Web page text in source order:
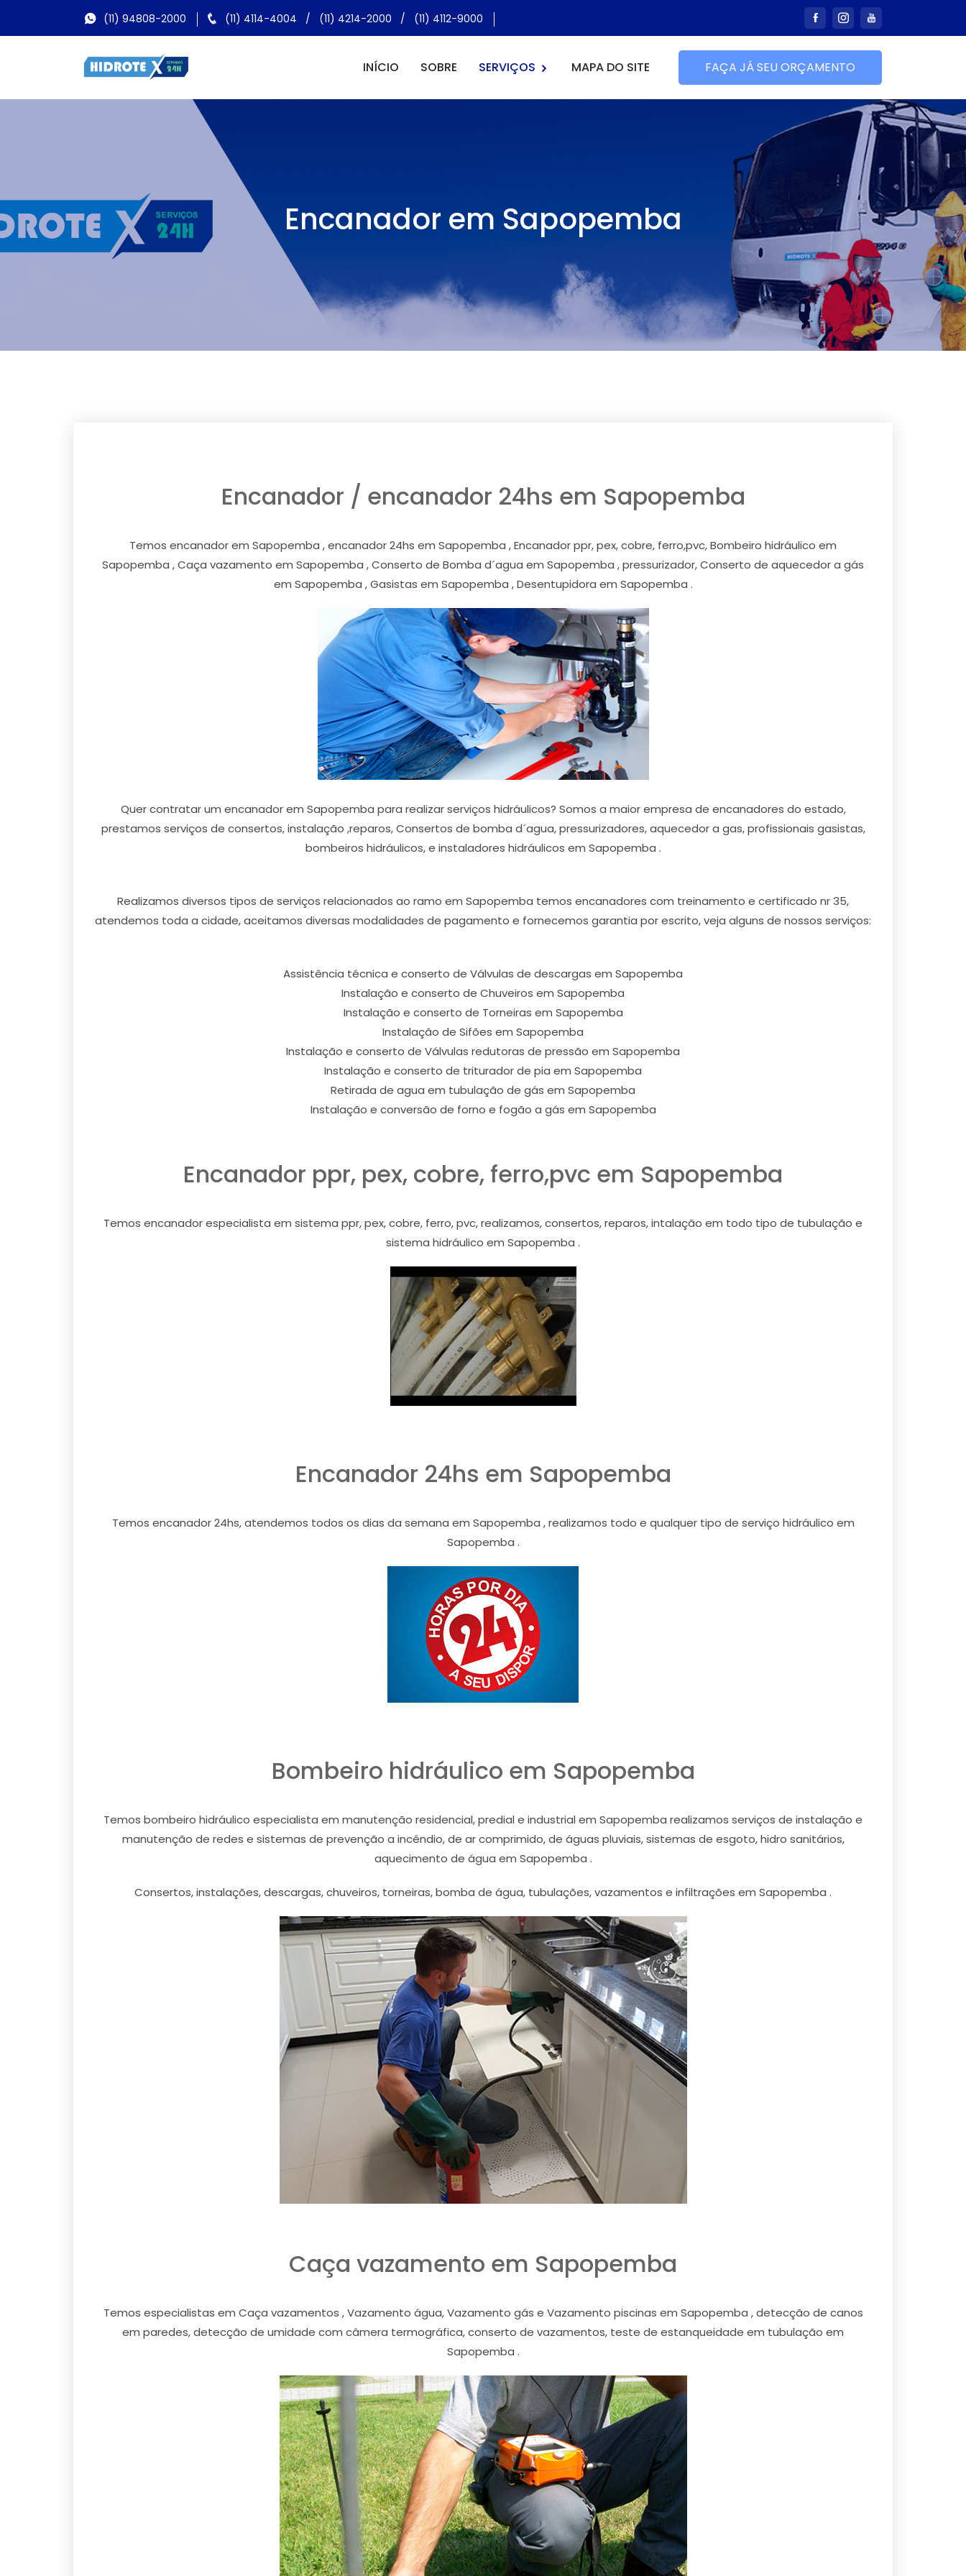
(11) 94808-2000 (11) 4114-4004 / (11) 4214-2000 / (11) 4112-9000
INÍCIO SOBRE SERVIÇOS MAPA DO SITE FAÇA JÁ SEU ORÇAMENTO
Encanador em Sapopemba
Encanador / encanador 24hs em Sapopemba
Temos encanador em Sapopemba , encanador 24hs em Sapopemba , Encanador ppr, pex, cobre, ferro,pvc, Bombeiro hidráulico em
Sapopemba , Caça vazamento em Sapopemba , Conserto de Bomba d´agua em Sapopemba , pressurizador, Conserto de aquecedor a gás
em Sapopemba , Gasistas em Sapopemba , Desentupidora em Sapopemba .
Quer contratar um encanador em Sapopemba para realizar serviços hidráulicos? Somos a maior empresa de encanadores do estado,
prestamos serviços de consertos, instalação ,reparos, Consertos de bomba d´agua, pressurizadores, aquecedor a gas, profissionais gasistas,
bombeiros hidráulicos, e instaladores hidráulicos em Sapopemba .
Realizamos diversos tipos de serviços relacionados ao ramo em Sapopemba temos encanadores com treinamento e certificado nr 35,
atendemos toda a cidade, aceitamos diversas modalidades de pagamento e fornecemos garantia por escrito, veja alguns de nossos serviços:
Assistência técnica e conserto de Válvulas de descargas em Sapopemba
Instalação e conserto de Chuveiros em Sapopemba
Instalação e conserto de Torneiras em Sapopemba
Instalação de Sifões em Sapopemba
Instalação e conserto de Válvulas redutoras de pressão em Sapopemba
Instalação e conserto de triturador de pia em Sapopemba
Retirada de agua em tubulação de gás em Sapopemba
Instalação e conversão de forno e fogão a gás em Sapopemba
Encanador ppr, pex, cobre, ferro,pvc em Sapopemba
Temos encanador especialista em sistema ppr, pex, cobre, ferro, pvc, realizamos, consertos, reparos, intalação em todo tipo de tubulação e
sistema hidráulico em Sapopemba .
Encanador 24hs em Sapopemba
Temos encanador 24hs, atendemos todos os dias da semana em Sapopemba , realizamos todo e qualquer tipo de serviço hidráulico em
Sapopemba .
Bombeiro hidráulico em Sapopemba
Temos bombeiro hidráulico especialista em manutenção residencial, predial e industrial em Sapopemba realizamos serviços de instalação e
manutenção de redes e sistemas de prevenção a incêndio, de ar comprimido, de águas pluviais, sistemas de esgoto, hidro sanitários,
aquecimento de água em Sapopemba .
Consertos, instalações, descargas, chuveiros, torneiras, bomba de água, tubulações, vazamentos e infiltrações em Sapopemba .
Caça vazamento em Sapopemba
Temos especialistas em Caça vazamentos , Vazamento água, Vazamento gás e Vazamento piscinas em Sapopemba , detecção de canos
em paredes, detecção de umidade com câmera termográfica, conserto de vazamentos, teste de estanqueidade em tubulação em
Sapopemba .